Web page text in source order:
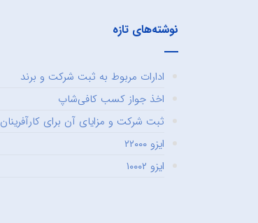
نوشته‌های تازه
ادارات مربوط به ثبت شرکت و برند
اخذ جواز کسب کافی‌شاپ
ثبت شرکت و مزایای آن برای کارآفرینان
ایزو ۲۲۰۰۰
ایزو ۱۰۰۰۲